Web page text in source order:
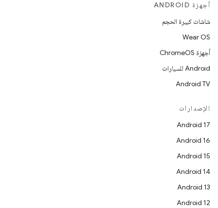
أجهزة ANDROID
شاشات كبيرة الحجم
Wear OS
أجهزة ChromeOS
Android للسيارات
Android TV
الإصدارات
Android 17
Android 16
Android 15
Android 14
Android 13
Android 12